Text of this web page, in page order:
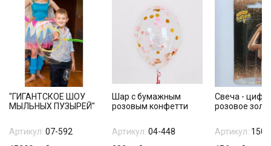
"ГИГАНТСКОЕ ШОУ
МЫЛЬНЫХ ПУЗЫРЕЙ"
Артикул: 07-592
Шар с бумажным
розовым конфетти
Артикул: 04-448
Свеча -
розовое
Артикул: